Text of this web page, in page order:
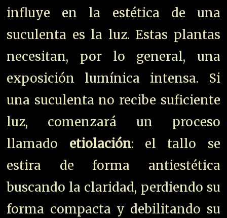
influye en la estética de una
suculenta es la luz. Estas plantas
necesitan, por lo general, una
exposición lumínica intensa. Si
una suculenta no recibe suficiente
luz, comenzará un proceso
llamado etiolación: el tallo se
estira de forma antiestética
buscando la claridad, perdiendo su
forma compacta y debilitando su